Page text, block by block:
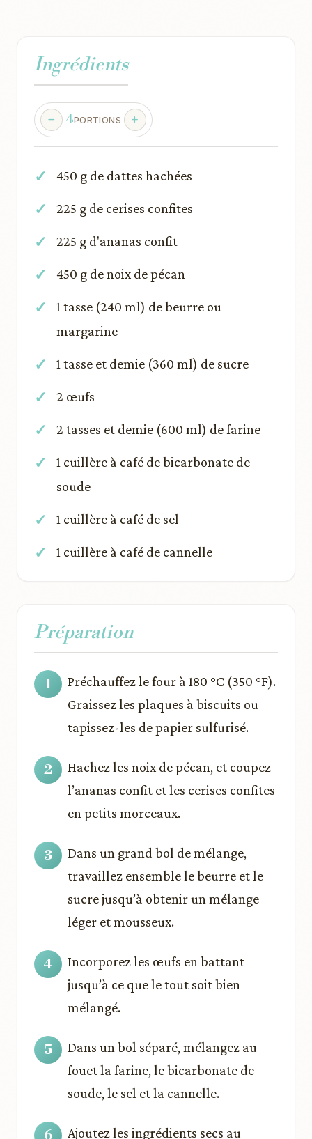
Ingrédients
4PORTIONS
450 g de dattes hachées
225 g de cerises confites
225 g d'ananas confit
450 g de noix de pécan
1 tasse (240 ml) de beurre ou
margarine
1 tasse et demie (360 ml) de sucre
2 œufs
2 tasses et demie (600 ml) de farine
1 cuillère à café de bicarbonate de
soude
1 cuillère à café de sel
1 cuillère à café de cannelle
Préparation
Préchauffez le four à 180 °C (350 °F).
Graissez les plaques à biscuits ou
tapissez-les de papier sulfurisé.
Hachez les noix de pécan, et coupez
l’ananas confit et les cerises confites
en petits morceaux.
Dans un grand bol de mélange,
travaillez ensemble le beurre et le
sucre jusqu’à obtenir un mélange
léger et mousseux.
Incorporez les œufs en battant
jusqu’à ce que le tout soit bien
mélangé.
Dans un bol séparé, mélangez au
fouet la farine, le bicarbonate de
soude, le sel et la cannelle.
Ajoutez les ingrédients secs au